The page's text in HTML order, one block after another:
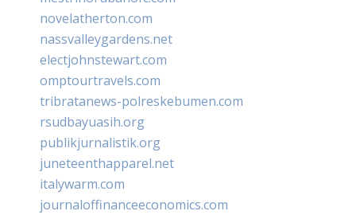
novelatherton.com
nassvalleygardens.net
electjohnstewart.com
omptourtravels.com
tribratanews-polreskebumen.com
rsudbayuasih.org
publikjurnalistik.org
juneteenthapparel.net
italywarm.com
journaloffinanceeconomics.com